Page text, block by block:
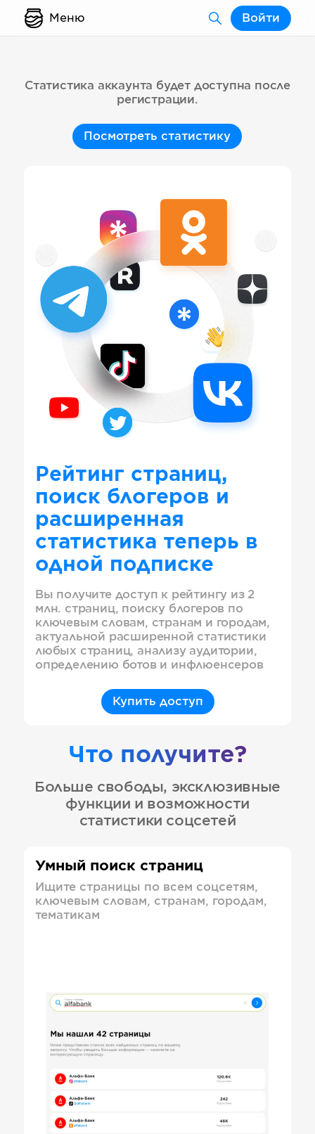
Меню Войти
Статистика аккаунта будет доступна после
регистрации.
Посмотреть статистику
Рейтинг страниц,
поиск блогеров и
расширенная
статистика теперь в
одной подписке
Вы получите доступ к рейтингу из 2
млн. страниц, поиску блогеров по
ключевым словам, странам и городам,
актуальной расширенной статистики
любых страниц, анализу аудитории,
определению ботов и инфлюенсеров
Купить доступ
Что получите?
Больше свободы, эксклюзивные
функции и возможности
статистики соцсетей
Умный поиск страниц
Ищите страницы по всем соцсетям,
ключевым словам, странам, городам,
тематикам